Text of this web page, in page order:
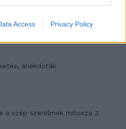
Access Privacy Policy
ruhái
anekdoták
a szép szerelmek mítosza 3.